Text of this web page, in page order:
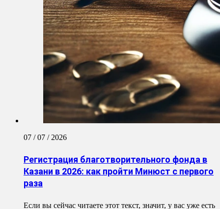
07 / 07 / 2026
Регистрация благотворительного фонда в
Казани в 2026: как пройти Минюст с первого
раза
Если вы сейчас читаете этот текст, значит, у вас уже есть